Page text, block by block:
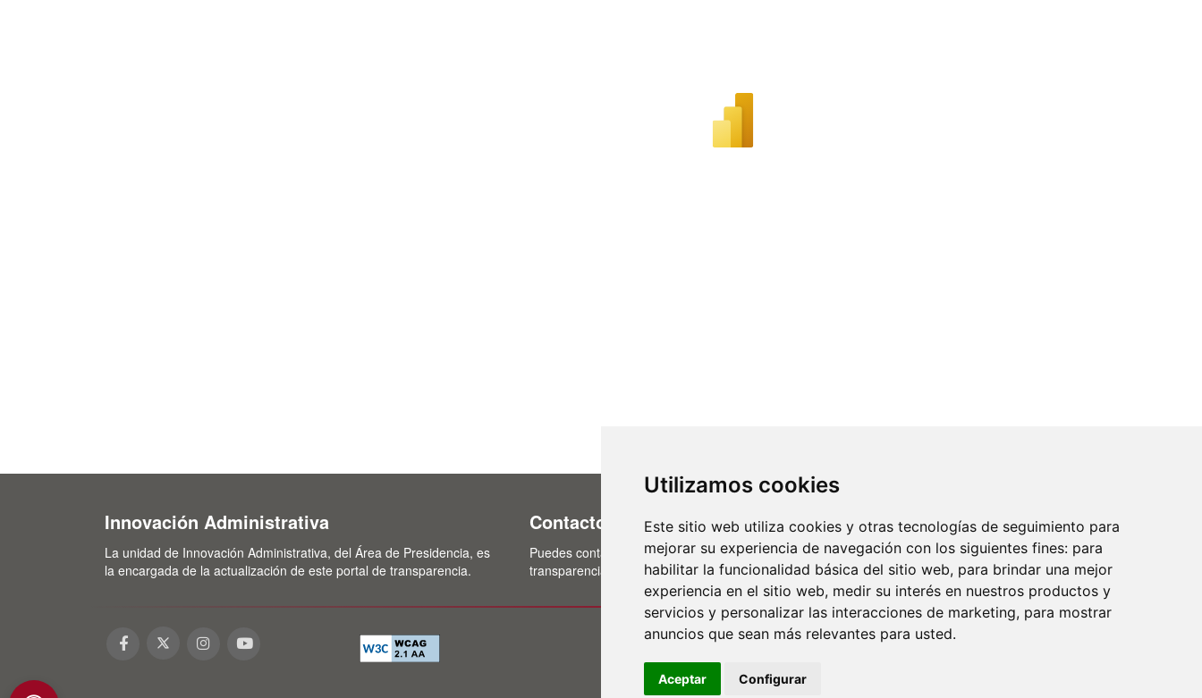
Utilizamos cookies
Este sitio web utiliza cookies y otras tecnologías de seguimiento para
mejorar su experiencia de navegación con los siguientes fines: para
habilitar la funcionalidad básica del sitio web, para brindar una mejor
experiencia en el sitio web, medir su interés en nuestros productos y
servicios y personalizar las interacciones de marketing, para mostrar
anuncios que sean más relevantes para usted.
Aceptar Configurar
Innovación Administrativa
La unidad de Innovación Administrativa, del Área de Presidencia, es
la encargada de la actualización de este portal de transparencia.
Contacto
Puedes contactar con nosotros a través del correo:
transparencia@lasalina.es
Mapa web